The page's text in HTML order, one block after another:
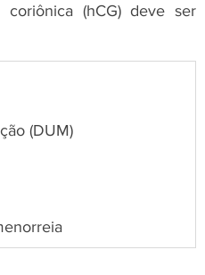
coriônica (hCG) deve ser
(DUM)